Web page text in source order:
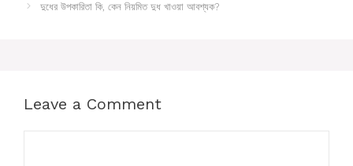
দুধের উপকারিতা কি, কেন নিয়মিত দুধ খাওয়া আবশ্যক?
Leave a Comment